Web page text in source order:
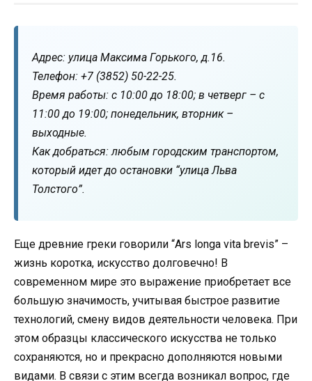
Адрес: улица Максима Горького, д.16.
Телефон: +7 (3852) 50-22-25.
Время работы: с 10:00 до 18:00; в четверг – с
11:00 до 19:00; понедельник, вторник –
выходные.
Как добраться: любым городским транспортом,
который идет до остановки “улица Льва
Толстого”.
Еще древние греки говорили “Ars longa vita brevis” –
жизнь коротка, искусство долговечно! В
современном мире это выражение приобретает все
большую значимость, учитывая быстрое развитие
технологий, смену видов деятельности человека. При
этом образцы классического искусства не только
сохраняются, но и прекрасно дополняются новыми
видами. В связи с этим всегда возникал вопрос, где